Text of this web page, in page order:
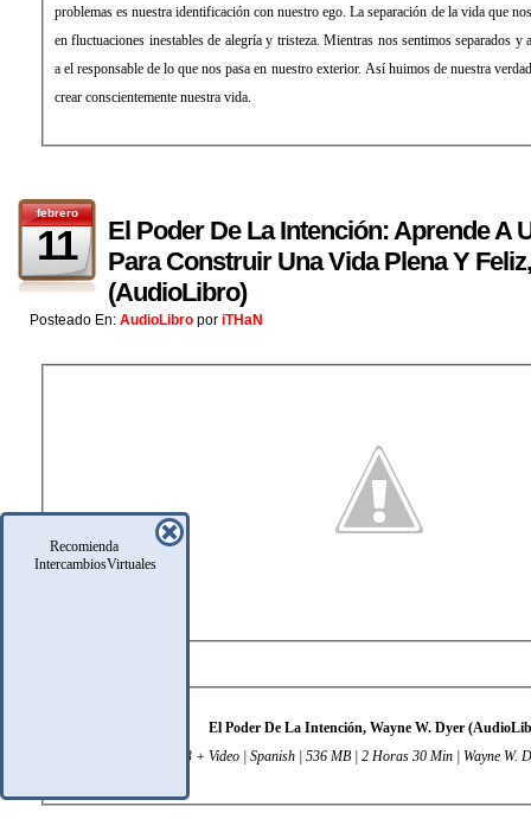
Recomienda
IntercambiosVirtuales
problemas es nuestra identificación con nuestro ego. La separación de la vida que
en fluctuaciones inestables de alegría y tristeza. Mientras nos sentimos separados y
a el responsable de lo que nos pasa en nuestro exterior. Así huimos de nuestra
crear conscientemente nuestra vida.
febrero
11
El Poder De La Intención: Aprende A
Para Construir Una Vida Plena Y
(AudioLibro)
Posteado En: AudioLibro por iTHaN
El Poder De La Intención, Wayne W. Dyer
MP3 + Video | Spanish | 536 MB | 2 Horas 30 Min | Wayne W.